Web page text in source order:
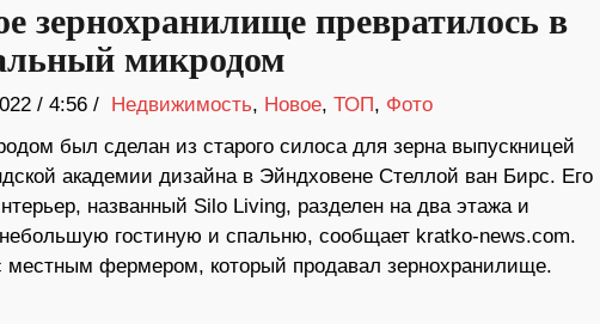
зернохранилище превратилось в
микродом
/ 4:56 / Недвижимость, Новое, ТОП, Фото
был сделан из старого силоса для зерна выпускницей
академии дизайна в Эйндховене Стеллой ван Бирс. Его
названный Silo Living, разделен на два этажа и
гостиную и спальню, сообщает kratko-news.com.
местным фермером, который продавал зернохранилище.